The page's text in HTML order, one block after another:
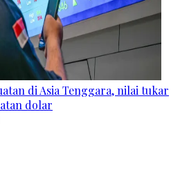
di Asia Tenggara, nilai tukar
dolar